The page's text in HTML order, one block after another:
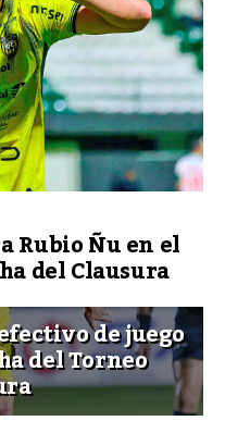
Rubio Ñu en el
del Clausura
de juego
del Torneo